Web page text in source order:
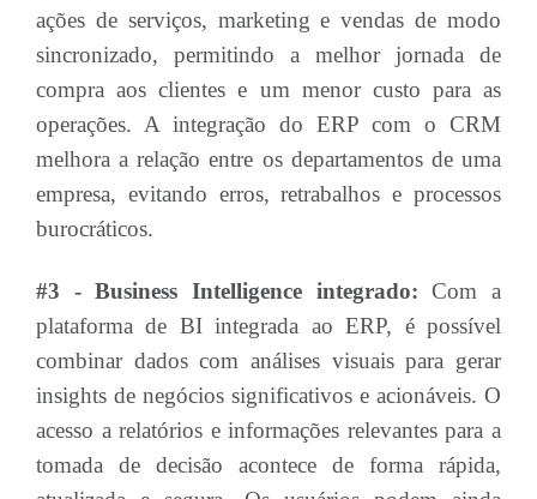
ações de serviços, marketing e vendas de modo
sincronizado, permitindo a melhor jornada de
compra aos clientes e um menor custo para as
operações. A integração do ERP com o CRM
melhora a relação entre os departamentos de uma
empresa, evitando erros, retrabalhos e processos
burocráticos.
#3 - Business Intelligence integrado: Com a
plataforma de BI integrada ao ERP, é possível
combinar dados com análises visuais para gerar
insights de negócios significativos e acionáveis. O
acesso a relatórios e informações relevantes para a
tomada de decisão acontece de forma rápida,